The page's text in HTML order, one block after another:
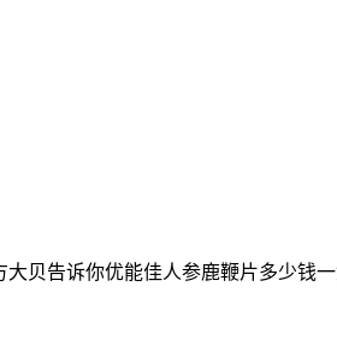
大贝告诉你优能佳人参鹿鞭片多少钱